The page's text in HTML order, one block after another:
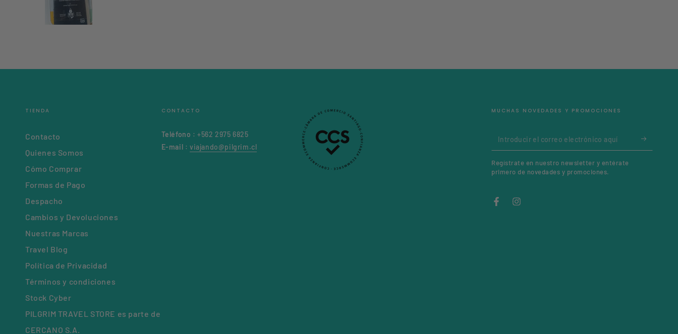
TIENDA
Contacto
Quienes Somos
Cómo Comprar
Formas de Pago
Despacho
Cambios y Devoluciones
Nuestras Marcas
Travel Blog
Política de Privacidad
Términos y condiciones
Stock Cyber
PILGRIM TRAVEL STORE es parte de
CERCANO S.A.
CONTACTO
Teléfono : +562 2975 6825
E-mail : viajando@pilgrim.cl
MUCHAS NOVEDADES Y PROMOCIONES
Introducir
el
correo
aquí
Regístrate en nuestro newsletter y entérate
primero de novedades y promociones.
FacebookInstagram